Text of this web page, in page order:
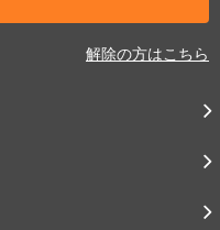
解除の方はこちら